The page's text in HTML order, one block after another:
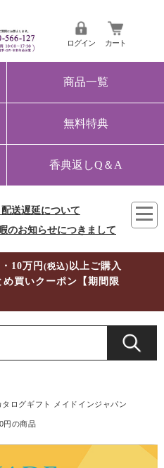
ログイン カート
商品一覧
無料特典
香典返しQ＆A
送遅延について
のお知らせにつきまして
10万円(税込) 以上ご購入
買いクーポン【期間限
タログギフト メイドインジャパン
円の商品